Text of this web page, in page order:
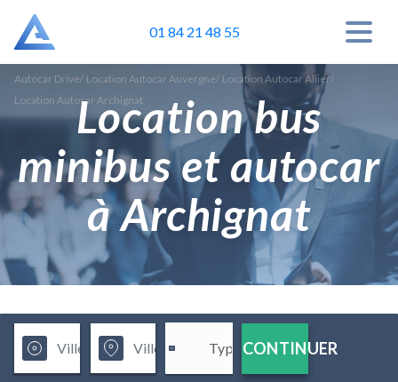
01 84 21 48 55
Autocar Drive/ Location Autocar Auvergne/ Location Autocar Allier/
Location Autocar Archignat
Location bus
minibus et autocar
à Archignat
CONTINUER